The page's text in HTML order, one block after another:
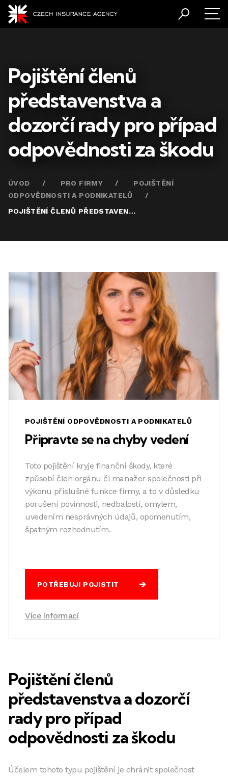
Pojištění členů
představenstva a
dozorčí rady pro případ
odpovědnosti za škodu
ÚVOD PRO FIRMY
POJIŠTĚNÍ
ODPOVĚDNOSTI A PODNIKATELŮ
POJIŠTĚNÍ ČLENŮ PŘEDSTAVENSTVA A DOZORČÍ RADY PRO PŘÍPAD ODPOVĚDNOSTI ZA ŠKODU
POJIŠTĚNÍ ODPOVĚDNOSTI A PODNIKATELŮ
Připravte se na chyby vedení
Toto pojištění kryje finanční škody, které
způsobí člen orgánu či manažer společnosti při
výkonu příslušné funkce firmy, a to v důsledku
porušení povinnosti, nedbalostí, omylem,
uvedením nesprávných údajů, opomenutím,
špatným rozhodnutím.
POTŘEBUJI POJISTIT
Více informací
Pojištění členů
představenstva a dozorčí
rady pro případ
odpovědnosti za škodu
Účelem tohoto typu pojištění je chránit společnost